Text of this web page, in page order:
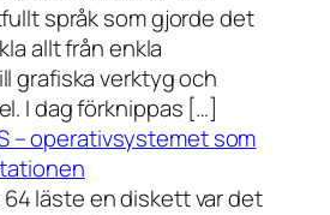
språk som gjorde det
allt från enkla
grafiska verktyg och
I dag förknippas […]
– operativsystemet som
64 läste en diskett var det